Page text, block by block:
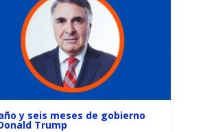
y seis meses de gobierno
Trump